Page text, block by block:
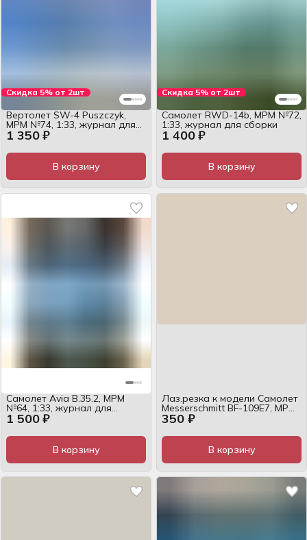
Скидка 5% от 2шт
1 350 ₽
Вертолет SW-4 Puszczyk,
MPM №74, 1:33, журнал для
сборки
В корзину
Скидка 5% от 2шт
1 400 ₽
Самолет RWD-14b, MPM №72,
1:33, журнал для сборки
В корзину
1 500 ₽
Самолет Avia B.35.2, MPM
№64, 1:33, журнал для
сборки
В корзину
350 ₽
Лаз.резка к модели Самолет
Messerschmitt BF-109E7, MPM
№39
В корзину